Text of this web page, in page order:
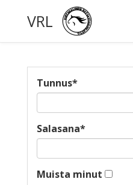
VRL
Tunnus*
Salasana*
Muista minut